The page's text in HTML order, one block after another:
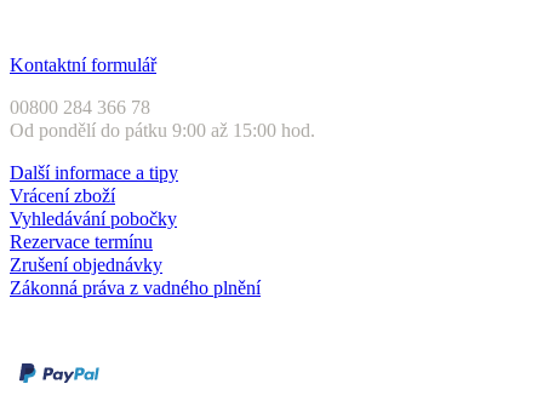
Kontaktní formulář
00800 284 366 78
Od pondělí do pátku 9:00 až 15:00 hod.
Další informace a tipy
Vrácení zboží
Vyhledávání pobočky
Rezervace termínu
Zrušení objednávky
Zákonná práva z vadného plnění